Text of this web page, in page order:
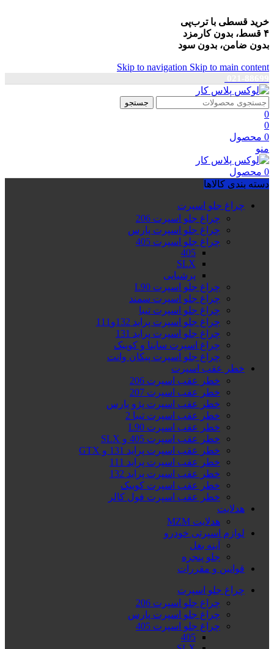
خرید قسطی با ترب‌پی
۴ قسط، بدون کارمزد
بدون ضامن، بدون سود
Skip to navigation Skip to main content
جستجو
0
0
0 محصول
منو
0 محصول
دسته بندی کالاها
چراغ جلو اسپرت
چراغ جلو اسپرت 206
چراغ جلو اسپرت پارس
چراغ جلو اسپرت 405
405
SLX
پرشیایی
چراغ جلو اسپرت L90
چراغ جلو اسپرت سمند
چراغ جلو اسپرت تیبا
چراغ جلو اسپرت پراید 132و111
چراغ جلو اسپرت پراید 131
چراغ اسپرت ساینا و کوییک
چراغ جلو اسپرت پیکان وانت
خطر عقب اسپرت
خطر عقب اسپرت 206
خطر عقب اسپرت 207
خطر عقب اسپرت پژو پارس
خطر عقب اسپرت تیبا 2
خطر عقب اسپرت L90
خطر عقب اسپرت 405 و SLX
خطر عقب اسپرت پراید 131 و GTX
خطر عقب اسپرت پراید 111
خطر عقب اسپرت پراید 132
خطر عقب اسپرت کوییک
خطر عقب اسپرت فول کالر
هدلایت
هدلایت MZM
لوازم اسپرتی خودرو
آینه بغل
جلو پنجره
قوانین و مقررات
چراغ جلو اسپرت
چراغ جلو اسپرت 206
چراغ جلو اسپرت پارس
چراغ جلو اسپرت 405
405